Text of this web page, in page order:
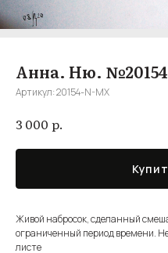
Анна. Ню. №20154
Артикул:20154-N-MX
3 000 р.
Живой набросок, сделанный
ограниченный период времени.
листе